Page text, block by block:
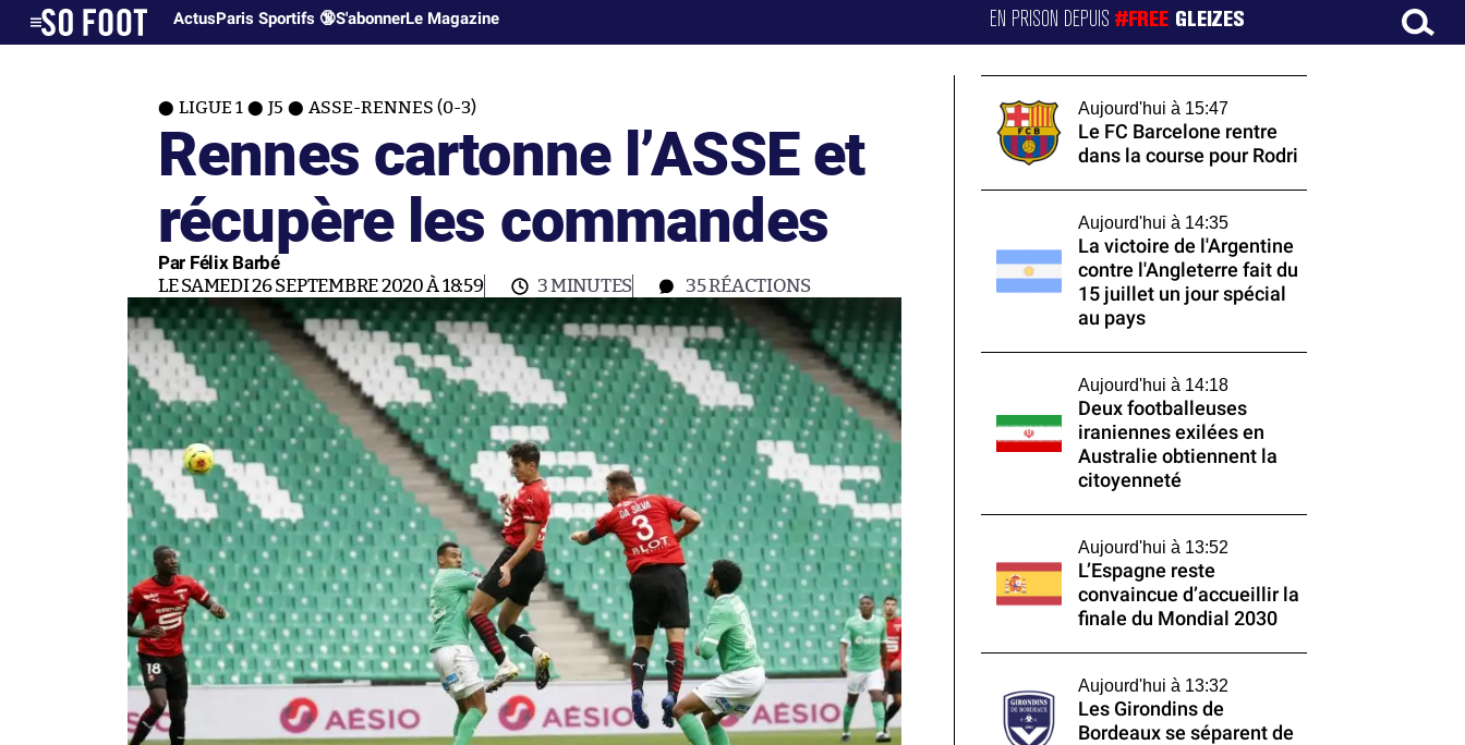
ActusParis Sportifs 🔞S'abonnerLe Magazine EN PRISON DEPUIS#FREE GLEIZES
LIGUE 1 J5 ASSE-RENNES (0-3)
Rennes cartonne l’ASSE et
récupère les commandes
Par Félix Barbé
LE SAMEDI 26 SEPTEMBRE 2020 À 18:59 3 MINUTES 35RÉACTIONS
Aujourd'hui à 15:47
Le FC Barcelone rentre
dans la course pour Rodri
Aujourd'hui à 14:35
La victoire de l'Argentine
contre l'Angleterre fait du
15 juillet un jour spécial
au pays
Aujourd'hui à 14:18
Deux footballeuses
iraniennes exilées en
Australie obtiennent la
citoyenneté
Aujourd'hui à 13:52
L’Espagne reste
convaincue d’accueillir la
finale du Mondial 2030
Aujourd'hui à 13:32
Les Girondins de
Bordeaux se séparent de